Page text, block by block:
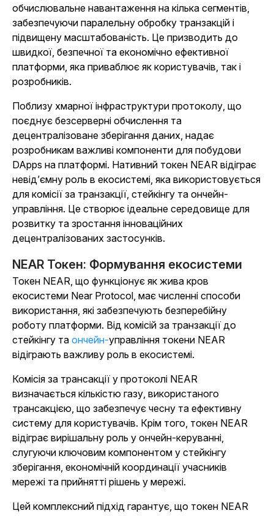
обчислювальне навантаження на кілька сегментів,
забезпечуючи паралельну обробку транзакцій і
підвищену масштабованість. Це призводить до
швидкої, безпечної та економічно ефективної
платформи, яка приваблює як користувачів, так і
розробників.
Поблизу хмарної інфраструктури протоколу, що
поєднує безсерверні обчислення та
децентралізоване зберігання даних, надає
розробникам важливі компоненти для побудови
DApps на платформі. Нативний токен NEAR відіграє
невід’ємну роль в екосистемі, яка використовується
для комісії за транзакції, стейкінгу та ончейн-
управління. Це створює ідеальне середовище для
розвитку та зростання інноваційних
децентралізованих застосунків.
NEAR Токен: Формування екосистеми
Токен NEAR, що функціонує як жива кров
екосистеми Near Protocol, має численні способи
використання, які забезпечують безперебійну
роботу платформи. Від комісій за транзакції до
стейкінгу та ончейн-управління токени NEAR
відіграють важливу роль в екосистемі.
Комісія за трансакції у протоколі NEAR
визначається кількістю газу, використаного
трансакцією, що забезпечує чесну та ефективну
систему для користувачів. Крім того, токен NEAR
відіграє вирішальну роль у ончейн-керуванні,
слугуючи ключовим компонентом у стейкінгу
зберігання, економічній координації учасників
мережі та прийнятті рішень у мережі.
Цей комплексний підхід гарантує, що токен NEAR